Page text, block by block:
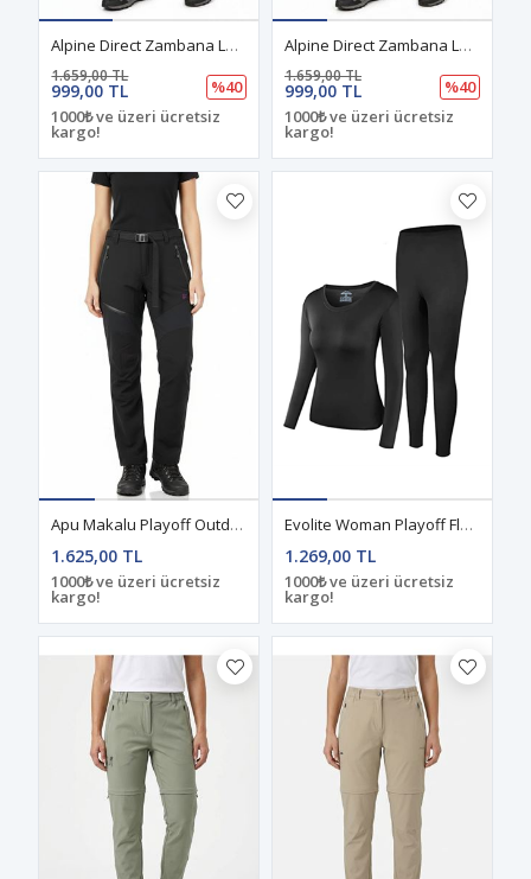
Alpine Direct Zambana Lady Antrasit Kadın
999,00 TL
1.659,00 TL
%40
1000₺ ve üzeri ücretsiz
kargo!
Alpine Direct Zambana Lady Petrol Kadın
999,00 TL
1.659,00 TL
%40
1000₺ ve üzeri ücretsiz
kargo!
Apu Makalu Playoff Outdoor Kadın Pantolon Black
1.625,00 TL
1000₺ ve üzeri ücretsiz
kargo!
Evolite Woman Playoff Flame Termal İçlik
1.269,00 TL
1000₺ ve üzeri ücretsiz
kargo!